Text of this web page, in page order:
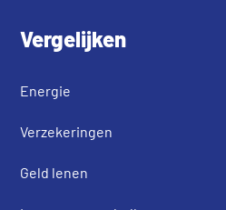
Vergelijken
Energie
Verzekeringen
Geld lenen